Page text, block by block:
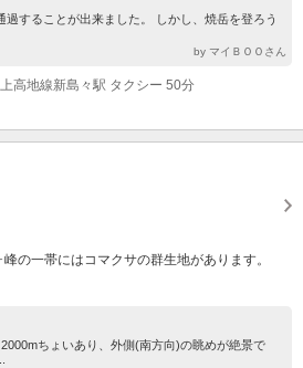
することが出来ました。 しかし、焼岳を登ろう
by マイＢＯＯさん
高地線新島々駅 タクシー 50分
の一帯にはコマクサの群生地があります。
ちょいあり、外側(南方向)の眺めが絶景で